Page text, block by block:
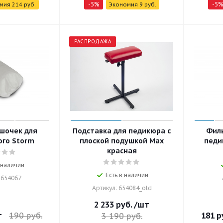
214руб. -5% Экономия 9 руб. -5%
для
Storm
190руб.
РАСПРОДАЖА
Подставка для педикюра с
плоской подушкой Max
красная
Есть в наличии
Артикул: 654084_old
2 233 руб. /шт
3 190руб. 181